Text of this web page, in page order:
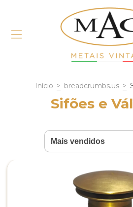
Início > breadcrumbs.us >
Sifões e